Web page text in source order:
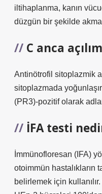
iltihaplanma, kanın
düzgün bir şekilde
C anca
Antinötrofil sitoplazmik
sitoplazmada
(PR3)-pozitif olarak
İFA testi
İmmünofloresan (IFA)
otoimmün hastalıkların
belirlemek için